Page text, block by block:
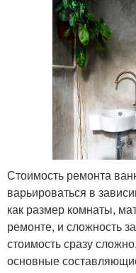
Стоимость ремонта
варьироваться в
как размер комнаты,
ремонте, и сложность
стоимость сразу
основные